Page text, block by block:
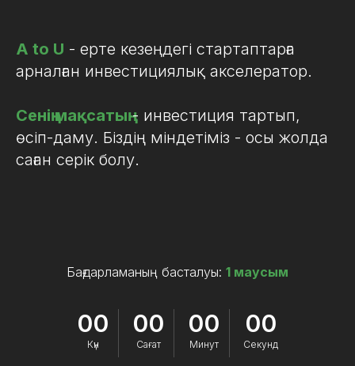
A to U - ерте кезеңдегі стартаптарға
арналған инвестициялық акселератор.
Сенің мақсатың- инвестиция тартып,
өсіп-даму. Біздің міндетіміз - осы жолда
саған серік болу.
Бағдарламаның басталуы: 1 маусым
00
Күн
00
Сағат
00
Минут
00
Секунд